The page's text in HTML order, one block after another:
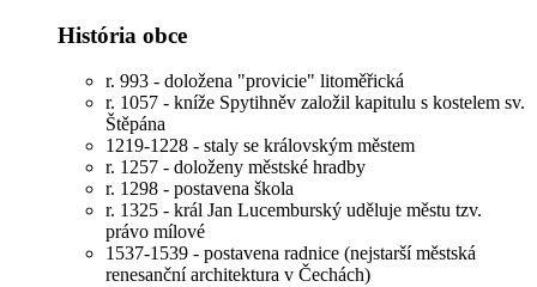
História obce
r. 993 - doložena "provicie" litoměřická
r. 1057 - kníže Spytihněv založil kapitulu s kostelem sv.
Štěpána
1219-1228 - staly se královským městem
r. 1257 - doloženy městské hradby
r. 1298 - postavena škola
r. 1325 - král Jan Lucemburský uděluje městu tzv.
právo mílové
1537-1539 - postavena radnice (nejstarší městská
renesanční architektura v Čechách)